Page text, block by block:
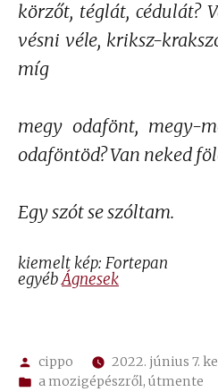
körzőt, téglát, cédulát?
vésni véle, kriksz-
míg
megy odafönt, megy-
odaföntöd? Van neked
Egy szót se szóltam.
kiemelt kép: Fortepan
egyébÁgnesek
Szerző:
cippo
2022. június 7.
Kategória:
a mozigépészről,útmente